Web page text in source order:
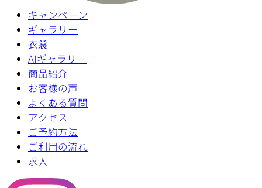
キャンペーン
ギャラリー
衣裳
AIギャラリー
商品紹介
お客様の声
よくある質問
アクセス
ご予約方法
ご利用の流れ
求人